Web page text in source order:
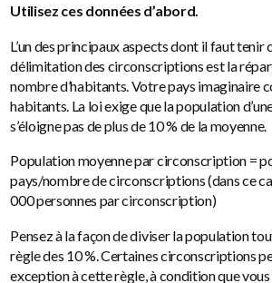
Utilisez ces données d’abord.
L’un des principaux aspects dont il faut tenir
délimitation des circonscriptions est la
nombre d’habitants. Votre pays imaginaire
habitants. La loi exige que la population
s’éloigne pas de plus de 10 % de la moyenne.
Population moyenne par circonscription =
pays/nombre de circonscriptions (dans ce
000 personnes par circonscription)
Pensez à la façon de diviser la population
règle des 10 %. Certaines circonscriptions
exception à cette règle, à condition que